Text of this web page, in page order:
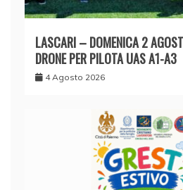
LASCARI – DOMENICA 2
DRONE PER PILOTA UAS A1-A3
4 Agosto 2026